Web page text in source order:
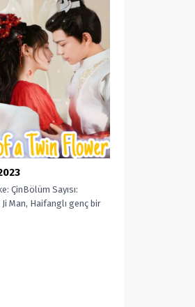
ÇinBölüm Sayısı:
Man, Haifanglı genç bir